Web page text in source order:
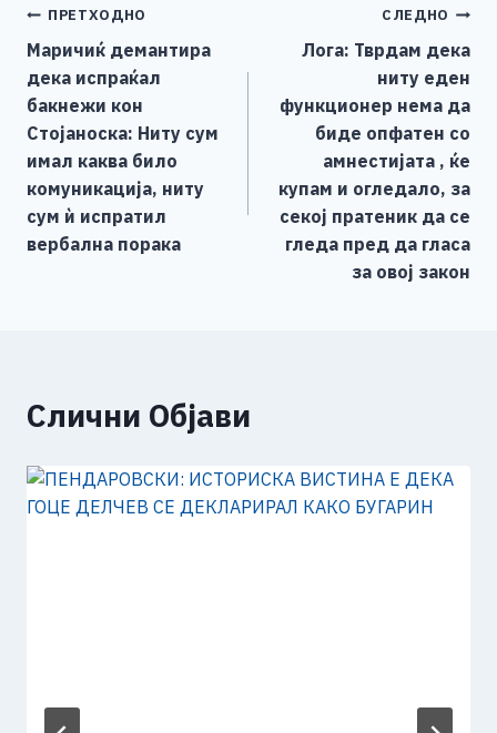
b
o
o
k
n
g
er
Li
n
k
Навигација
на
напис
ПРЕТХОДНО
Маричиќ демантира
дека испраќал
бакнежи кон
Стојаноска: Ниту сум
имал каква било
комуникација, ниту
сум ѝ испратил
вербална порака
СЛЕДНО
Лога: Тврдам дека
ниту еден
функционер нема да
биде опфатен со
амнестијата , ќе
купам и огледало, за
секој пратеник да се
гледа пред да гласа
за овој закон
Слични Објави